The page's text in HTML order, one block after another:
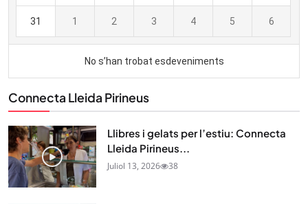
Connecta Lleida Pirineus
Llibres i gelats per l’estiu: Connecta
Lleida Pirineus...
Juliol 13, 2026 38